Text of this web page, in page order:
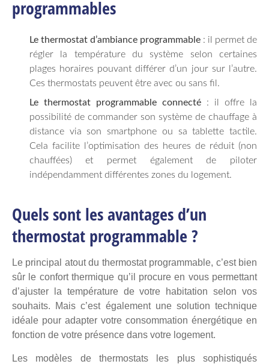
programmables
Le thermostat d’ambiance programmable: il permet de
régler la température du système selon certaines
plages horaires pouvant différer d’un jour sur l’autre.
Ces thermostats peuvent être avec ou sans fil.
Le thermostat programmable connecté: il offre la
possibilité de commander son système de chauffage à
distance via son smartphone ou sa tablette tactile.
Cela facilite l’optimisation des heures de réduit (non
chauffées) et permet également de piloter
indépendamment différentes zones du logement.
Quels sont les avantages d’un
thermostat programmable ?
Le principal atout du thermostat programmable, c’est bien
sûr le confort thermique qu’il procure en vous permettant
d’ajuster la température de votre habitation selon vos
souhaits. Mais c’est également une solution technique
idéale pour adapter votre consommation énergétique en
fonction de votre présence dans votre logement.
Les modèles de thermostats les plus sophistiqués